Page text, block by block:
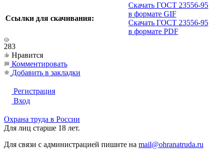
Ссылки для скачивания:
Скачать ГОСТ 23556-95
в формате GIF
Скачать ГОСТ 23556-95
в формате PDF
283
Нравится
Комментировать
Добавить в закладки
Регистрация
Вход
Охрана труда в России
Для лиц старше 18 лет.
Для связи с администрацией пишите на mail@ohranatruda.ru